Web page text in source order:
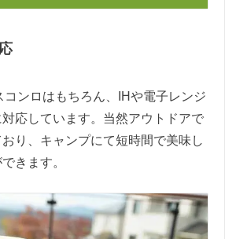
コンロはもちろん、IHや電子レンジ
応しています。当然アウトドアで
り、キャンプにて短時間で美味し
きます。